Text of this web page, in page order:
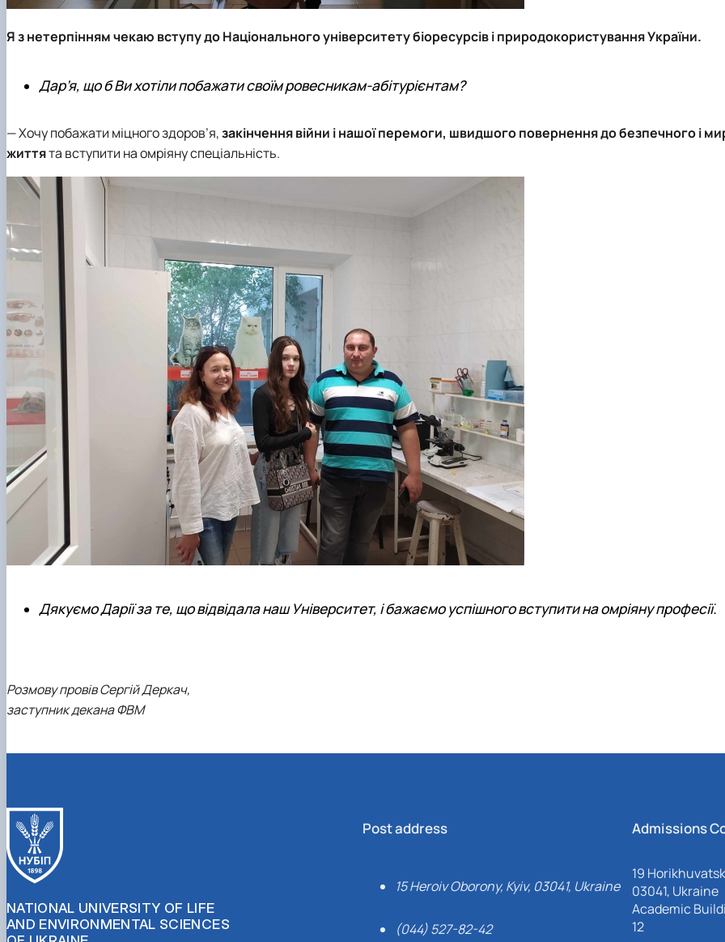
Я з нетерпінням чекаю вступу до Національного університету біоресурсів і природокористування України.
Дар’я, що б Ви хотіли побажати своїм ровесникам-абітурієнтам?
— Хочу побажати міцного здоров’я,закінчення війни і нашої перемоги, швидшого повернення до безпечного і
життята вступити на омріяну спеціальність.
Дякуємо Дарії за те, що відвідала наш Університет, і бажаємо успішного вступити на омріяну професії.
Розмову провів Сергій Деркач,
заступник декана ФВМ
NATIONAL UNIVERSITY OF LIFE
AND ENVIRONMENTAL SCIENCES
Post address
15 Heroiv Oborony, Kyiv, 03041, Ukraine
(044) 527-82-42
Admissions
19
03041, Ukraine
Academic
12